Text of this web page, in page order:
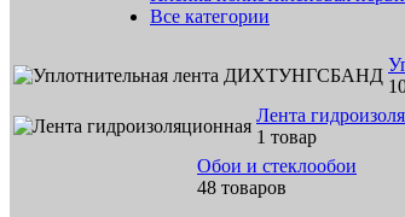
Все категории
Лента
1 товар
Обои и стеклообои
48 товаров